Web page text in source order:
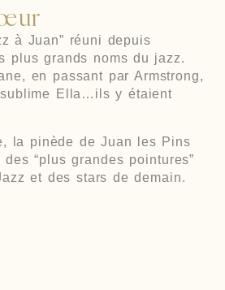
à Juan” réuni depuis
plus grands noms du jazz.
en passant par Armstrong,
Ella…ils y étaient
la pinède de Juan les Pins
“plus grandes pointures”
et des stars de demain.